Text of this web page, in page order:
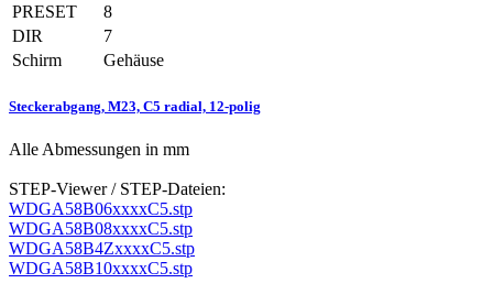
PRESET
8
DIR
7
Schirm
Gehäuse
Steckerabgang, M23, C5 radial, 12-polig
Alle Abmessungen in mm
STEP-Viewer / STEP-Dateien:
WDGA58B06xxxxC5.stp
WDGA58B08xxxxC5.stp
WDGA58B4ZxxxxC5.stp
WDGA58B10xxxxC5.stp